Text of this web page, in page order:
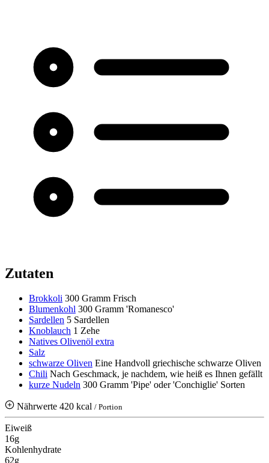
Zutaten
Brokkoli 300 Gramm Frisch
Blumenkohl 300 Gramm 'Romanesco'
Sardellen 5 Sardellen
Knoblauch 1 Zehe
Natives Olivenöl extra
Salz
schwarze Oliven Eine Handvoll griechische schwarze Oliven
Chili Nach Geschmack, je nachdem, wie heiß es Ihnen gefällt
kurze Nudeln 300 Gramm 'Pipe' oder 'Conchiglie' Sorten
Nährwerte 420 kcal / Portion
Eiweiß
16g
Kohlenhydrate
62g